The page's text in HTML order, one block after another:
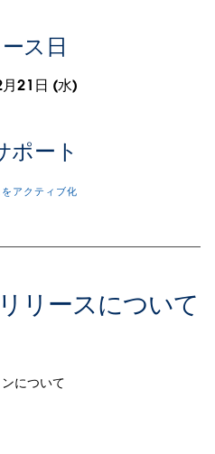
ス日
21日 (水)
ポート
アクティブ化
リースについて
について